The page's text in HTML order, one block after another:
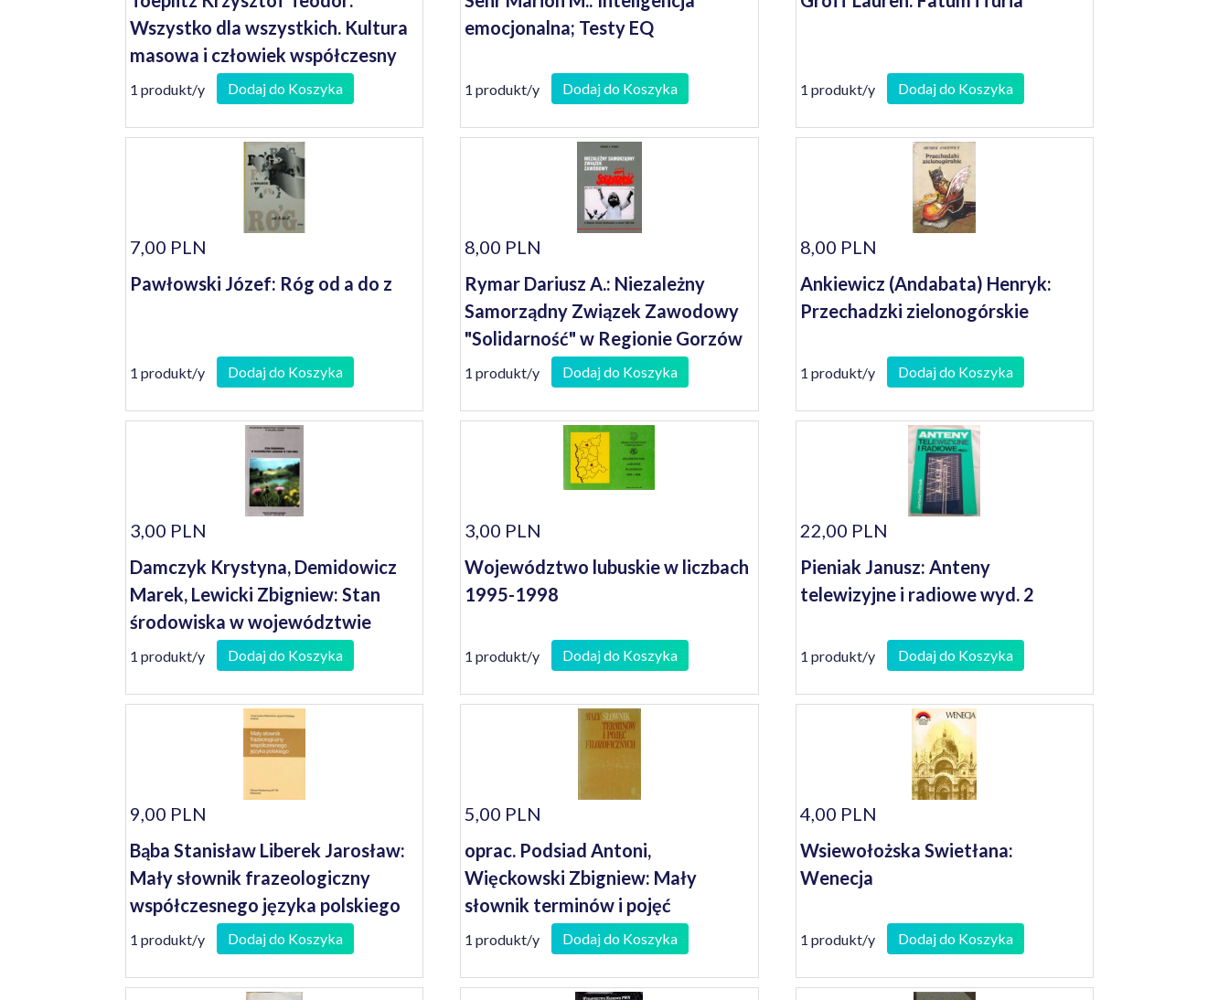
Wszystko dla wszystkich. Kultura
masowa i człowiek współczesny
1 produkt/y Dodaj do Koszyka
emocjonalna; Testy EQ
1 produkt/y Dodaj do Koszyka 1 produkt/y Dodaj do Koszyka
7,00 PLN
Pawłowski Józef: Róg od a do z
1 produkt/y Dodaj do Koszyka
8,00 PLN
Rymar Dariusz A.: Niezależny
Samorządny Związek Zawodowy
"Solidarność" w Regionie Gorzów
Wielkopolski w latach 1980-1982
1 produkt/y Dodaj do Koszyka
8,00 PLN
Ankiewicz (Andabata) Henryk:
Przechadzki zielonogórskie
1 produkt/y Dodaj do Koszyka
3,00 PLN
Damczyk Krystyna, Demidowicz
Marek, Lewicki Zbigniew: Stan
środowiska w województwie
lubuskim w 1999 roku
1 produkt/y Dodaj do Koszyka
3,00 PLN
Województwo lubuskie w liczbach
1995-1998
1 produkt/y Dodaj do Koszyka
22,00 PLN
Pieniak Janusz: Anteny
telewizyjne i radiowe wyd. 2
1 produkt/y Dodaj do Koszyka
9,00 PLN
Bąba Stanisław Liberek Jarosław:
Mały słownik frazeologiczny
współczesnego języka polskiego
1 produkt/y Dodaj do Koszyka
5,00 PLN
oprac. Podsiad Antoni,
Więckowski Zbigniew: Mały
słownik terminów i pojęć
filozoficznych : dla studiujących
filozofię chrześcijańską
1 produkt/y Dodaj do Koszyka
4,00 PLN
Wsiewołożska Swietłana:
Wenecja
1 produkt/y Dodaj do Koszyka